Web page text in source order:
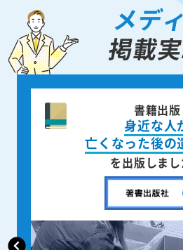
メデ
掲載
ニュース週
「AERA
で取材掲載され